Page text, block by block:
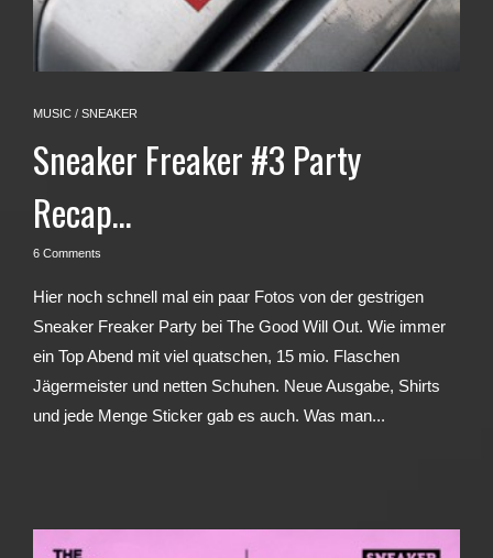
MUSIC / SNEAKER
Sneaker Freaker #3 Party
Recap…
6 Comments
Hier noch schnell mal ein paar Fotos von der gestrigen
Sneaker Freaker Party bei The Good Will Out. Wie immer
ein Top Abend mit viel quatschen, 15 mio. Flaschen
Jägermeister und netten Schuhen. Neue Ausgabe, Shirts
und jede Menge Sticker gab es auch. Was man...